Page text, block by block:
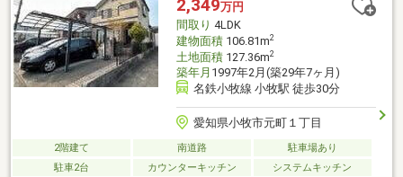
2,349万円
間取り 4LDK
建物面積106.81m2
土地面積127.36m2
築年月 1997年2月(築29年7ヶ月)
名鉄小牧線 小牧駅 徒歩30分
愛知県小牧市元町１丁目
2階建て 南道路
駐車場あり
駐車2台
カウンターキッチン システムキッチン